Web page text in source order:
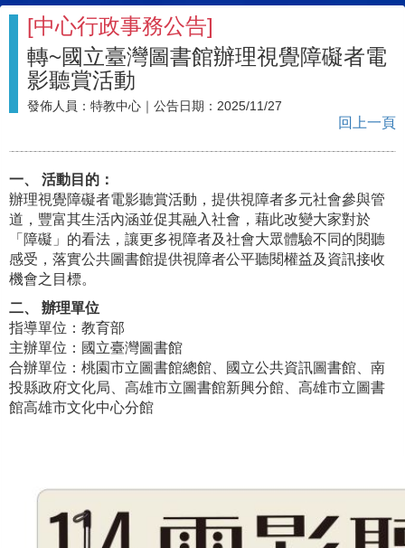
[中心行政事務公告]
轉~國立臺灣圖書館辦理視覺障礙者電
影聽賞活動
發佈人員： 特教中心 ｜公告日期： 2025/11/27
回上一頁
一、 活動目的：
辦理視覺障礙者電影聽賞活動，提供視障者多元社會參與管
道，豐富其生活內涵並促其融入社會，藉此改變大家對於
「障礙」的看法，讓更多視障者及社會大眾體驗不同的閱聽
感受，落實公共圖書館提供視障者公平聽閱權益及資訊接收
機會之目標。
二、 辦理單位
指導單位：教育部
主辦單位：國立臺灣圖書館
合辦單位：桃園市立圖書館總館、國立公共資訊圖書館、南
投縣政府文化局、高雄市立圖書館新興分館、高雄市立圖書
館高雄市文化中心分館